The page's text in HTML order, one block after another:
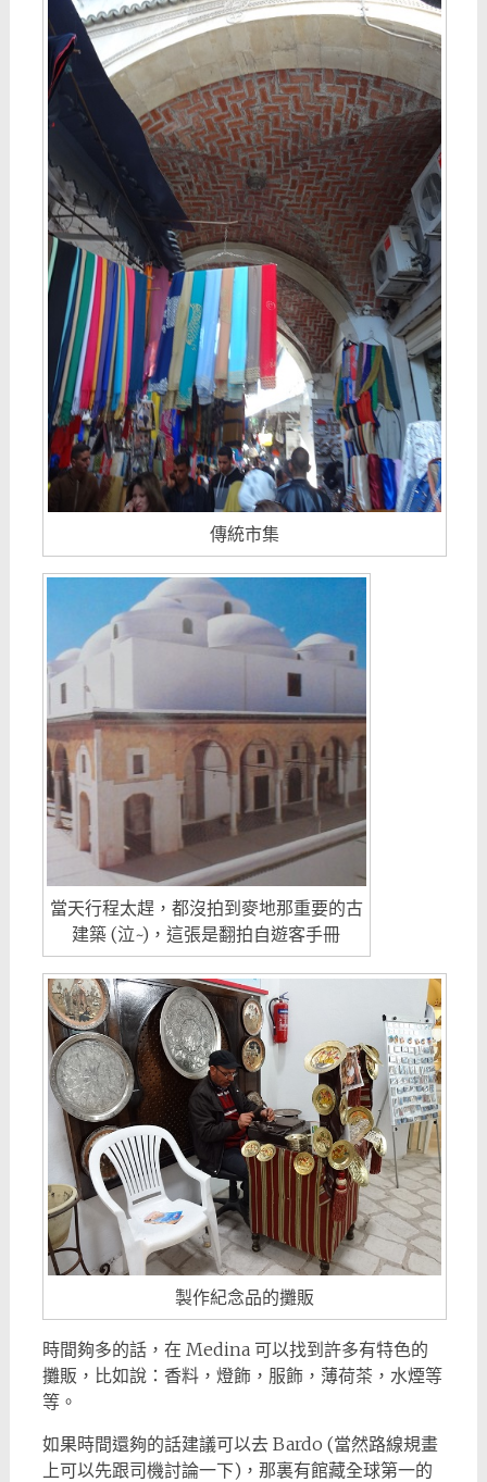
傳統市集
當天行程太趕，都沒拍到麥地那重要的古
建築 (泣~)，這張是翻拍自遊客手冊
製作紀念品的攤販
時間夠多的話，在 Medina 可以找到許多有特色的
攤販，比如說：香料，燈飾，服飾，薄荷茶，水煙等
等。
如果時間還夠的話建議可以去 Bardo (當然路線規畫
上可以先跟司機討論一下)，那裏有館藏全球第一的